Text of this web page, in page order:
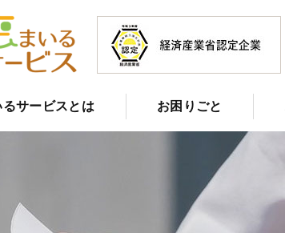
サービスとは お困りごと